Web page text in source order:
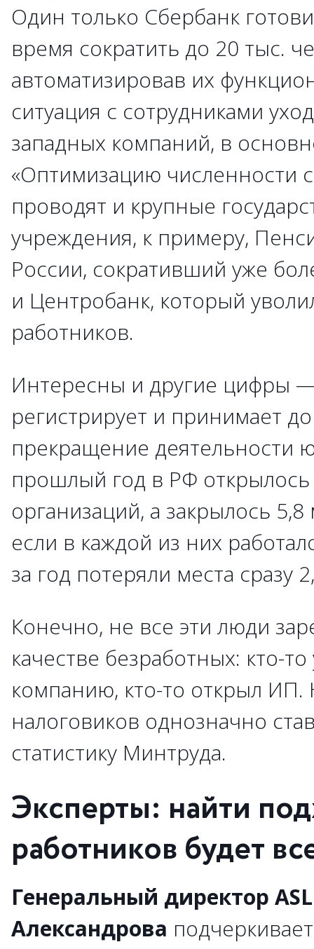
Один только Сбербанк
время сократить до 20 тыс.
автоматизировав их
ситуация с сотрудниками
западных компаний, в
«Оптимизацию численности
проводят и крупные
учреждения, к примеру,
России, сокративший уже
и Центробанк, который
работников.
Интересны и другие цифры
регистрирует и принимает
прекращение деятельности
прошлый год в РФ
организаций, а закрылось
если в каждой из них
за год потеряли места сразу
Конечно, не все эти люди
качестве безработных: кто-
компанию, кто-то открыл
налоговиков однозначно
статистику Минтруда.
Эксперты: найти
работников будет
Генеральный директор
Александрова